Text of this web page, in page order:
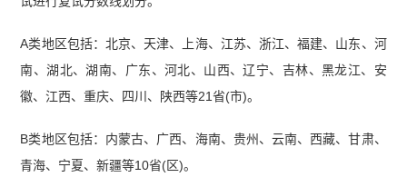
A类地区包括：北京、天津、上海、江苏、浙江、福建、山东、河
南、湖北、湖南、广东、河北、山西、辽宁、吉林、黑龙江、安
徽、江西、重庆、四川、陕西等21省(市)。
B类地区包括：内蒙古、广西、海南、贵州、云南、西藏、甘肃、
青海、宁夏、新疆等10省(区)。